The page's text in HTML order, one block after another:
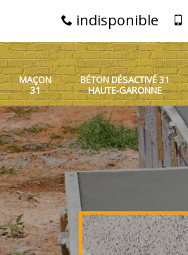
indisponible
MAÇON
31
BÉTON DÉSACTIVÉ 31
HAUTE-GARONNE